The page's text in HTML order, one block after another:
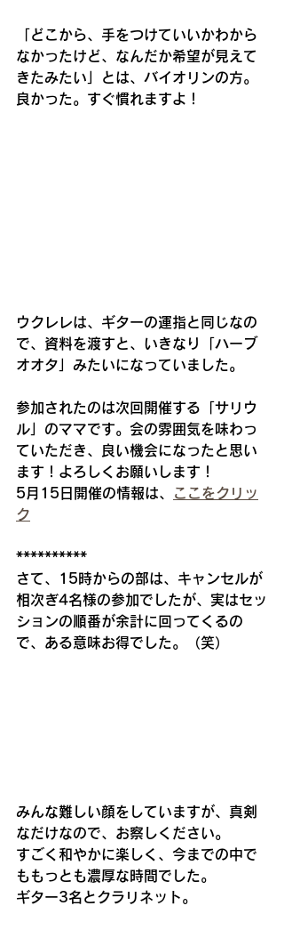
「どこから、手をつけていいかわから
なかったけど、なんだか希望が見えて
きたみたい」とは、バイオリンの方。
良かった。すぐ慣れますよ！
ウクレレは、ギターの運指と同じなの
で、資料を渡すと、いきなり「ハーブ
オオタ」みたいになっていました。
参加されたのは次回開催する「サリウ
ル」のママです。会の雰囲気を味わっ
ていただき、良い機会になったと思い
ます！よろしくお願いします！
5月15日開催の情報は、
ここをクリッ
ク
**********
さて、15時からの部は、キャンセルが
相次ぎ4名様の参加でしたが、実はセッ
ションの順番が余計に回ってくるの
で、ある意味お得でした。（笑）
みんな難しい顔をしていますが、真剣
なだけなので、お察しください。
すごく和やかに楽しく、今までの中で
ももっとも濃厚な時間でした。
ギター3名とクラリネット。